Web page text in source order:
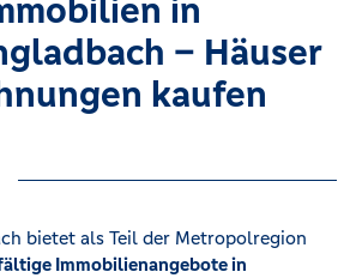
in
– Häuser
kaufen
bietet als Teil der Metropolregion
Immobilienangebote in